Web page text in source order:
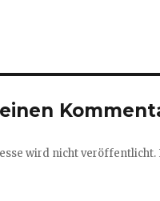
wird nicht veröffentlicht.